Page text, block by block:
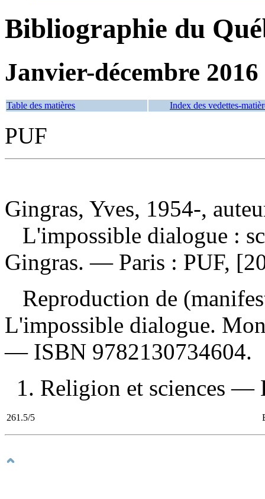
Bibliographie du
Janvier-décembre 2016
Table des matières Index des vedettes-
PUF
Gingras, Yves, 1954-,
L'impossible dialogue :
Gingras. — Paris : PUF,
Reproduction de
L'impossible dialogue.
— ISBN 9782130734604.
1. Religion et sciences —
261.5/5